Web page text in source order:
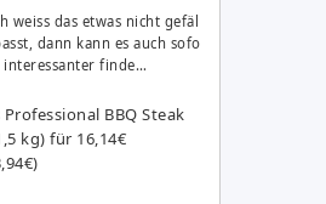
weiss das etwas nicht gefäl
dann kann es auch sofo
interessanter finde…
Professional BBQ Steak
kg) für 16,14€